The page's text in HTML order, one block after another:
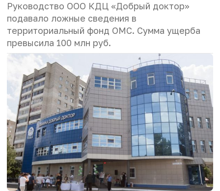
Руководство ООО КДЦ «Добрый доктор»
подавало ложные сведения в
территориальный фонд ОМС. Сумма ущерба
превысила 100 млн руб.